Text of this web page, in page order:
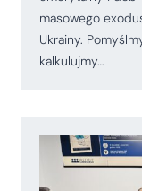
masowego
Ukrainy.
kalkulujmy…